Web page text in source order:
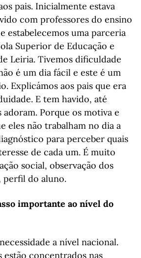
pais. Inicialmente estava
com professores do ensino
estabelecemos uma parceria
Superior de Educação e
Leiria. Tivemos dificuldade
é um dia fácil e este é um
Explicámos aos pais que era
E tem havido, até
Porque os motiva e
eles não trabalham no dia a
para perceber quais
de cada um. É muito
social, observação dos
perfil do aluno.
importante ao nível do
a nível nacional.
estão concentrados nas